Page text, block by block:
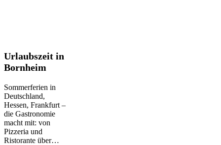
Urlaubszeit
in
Bornheim
Urlaubszeit in
Bornheim
Sommerferien in
Deutschland,
Hessen, Frankfurt –
die Gastronomie
macht mit: von
Pizzeria und
Ristorante über…